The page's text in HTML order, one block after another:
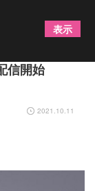
怪談』が
信開始
2021.10.11
表示